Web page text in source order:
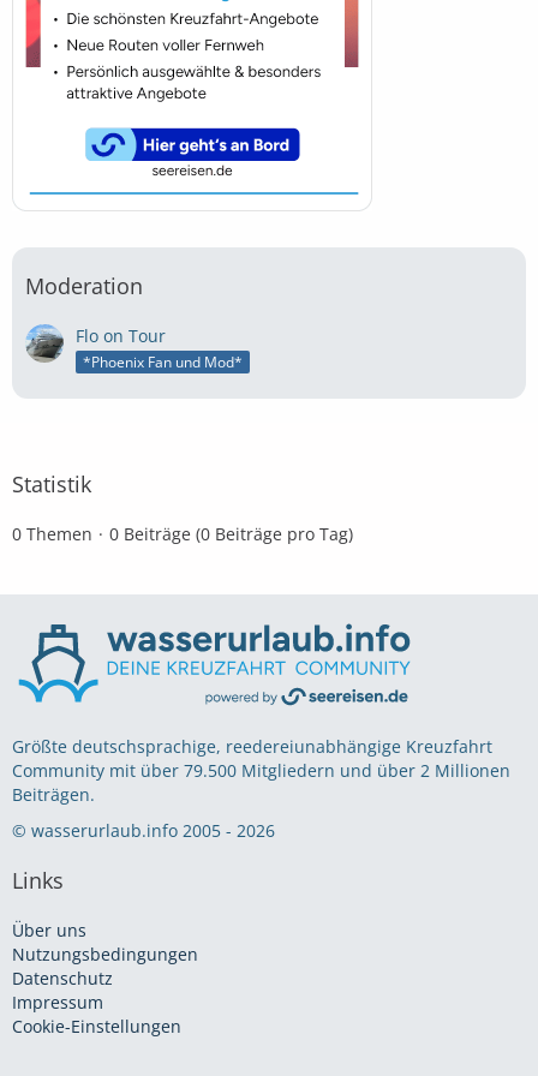
Moderation
Flo on Tour
*Phoenix Fan und Mod*
Statistik
0 Themen 0 Beiträge (0 Beiträge pro Tag)
Größte deutschsprachige, reedereiunabhängige Kreuzfahrt
Community mit über 79.500 Mitgliedern und über 2 Millionen
Beiträgen.
© wasserurlaub.info 2005 - 2026
Links
Über uns
Nutzungsbedingungen
Datenschutz
Impressum
Cookie-Einstellungen